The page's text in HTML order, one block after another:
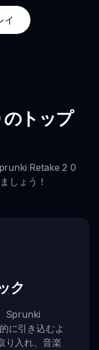
イ
のトップ
Retake 2 0
しょう！
ク
Sprunki
に引き込むよ
り入れ、音楽